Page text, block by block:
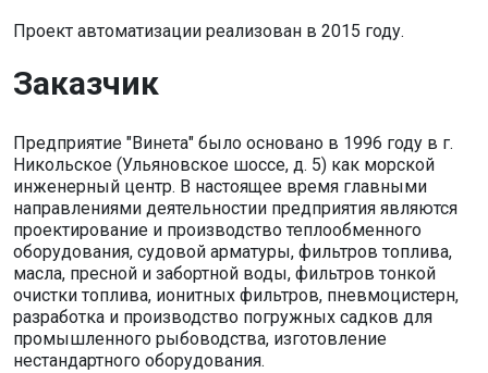
Проект автоматизации реализован в 2015 году.
Заказчик
Предприятие "Винета" было основано в 1996 году в г.
Никольское (Ульяновское шоссе, д. 5) как морской
инженерный центр. В настоящее время главными
направлениями деятельностии предприятия являются
проектирование и производство теплообменного
оборудования, судовой арматуры, фильтров топлива,
масла, пресной и забортной воды, фильтров тонкой
очистки топлива, ионитных фильтров, пневмоцистерн,
разработка и производство погружных садков для
промышленного рыбоводства, изготовление
нестандартного оборудования.